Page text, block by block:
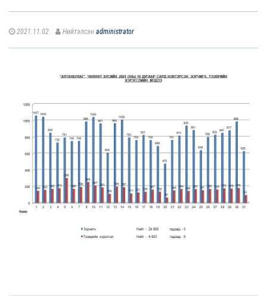
2021.11.02 Нийтэлсэн administrator